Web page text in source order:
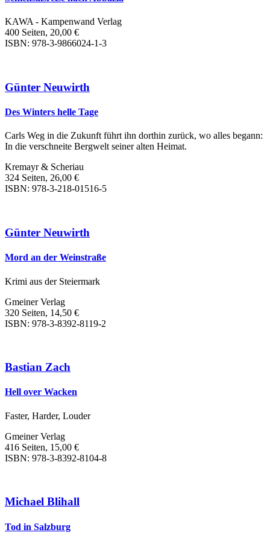
KAWA - Kampenwand Verlag
400 Seiten, 20,00 €
ISBN: 978-3-9866024-1-3
Günter Neuwirth
Des Winters helle Tage
Carls Weg in die Zukunft führt ihn dorthin zurück, wo alles begann:
In die verschneite Bergwelt seiner alten Heimat.
Kremayr & Scheriau
324 Seiten, 26,00 €
ISBN: 978-3-218-01516-5
Günter Neuwirth
Mord an der Weinstraße
Krimi aus der Steiermark
Gmeiner Verlag
320 Seiten, 14,50 €
ISBN: 978-3-8392-8119-2
Bastian Zach
Hell over Wacken
Faster, Harder, Louder
Gmeiner Verlag
416 Seiten, 15,00 €
ISBN: 978-3-8392-8104-8
Michael Blihall
Tod in Salzburg